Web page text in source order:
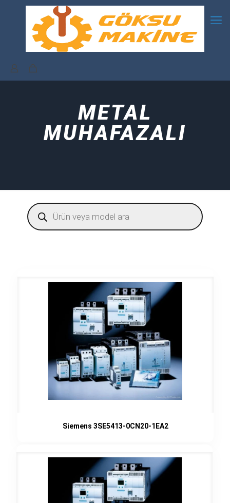
METAL
MUHAFAZALI
Products
search
Siemens 3SE5413-0CN20-1EA2